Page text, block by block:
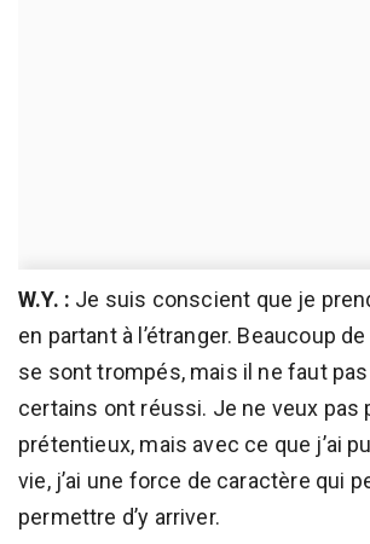
W.Y. : Je suis conscient que je
en partant à l’étranger. Beaucoup
se sont trompés, mais il ne faut
certains ont réussi. Je ne veux pas
prétentieux, mais avec ce que j’ai
vie, j’ai une force de caractère qui
permettre d’y arriver.